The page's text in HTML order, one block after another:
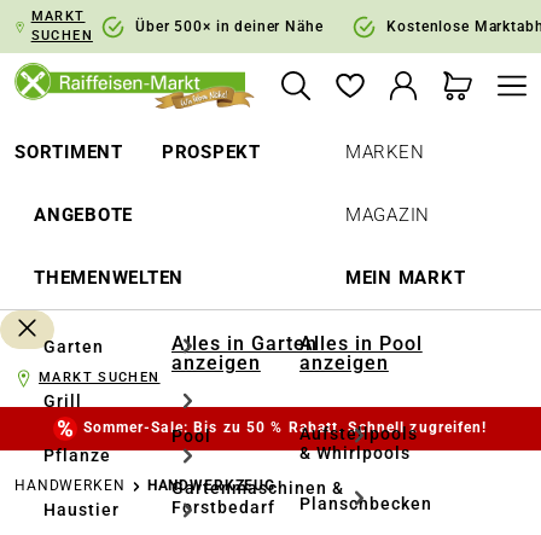
Zur Hauptnavigation springen
MARKT
SUCHEN
Über 500× in deiner Nähe Kostenlose
SORTIMENT PROSPEKT
ANGEBOTE
THEMENWELTEN
MARKEN
MAGAZIN
MEIN MARKT
Garten
Grill
Pflanze
Haustier
Alles in Garten
anzeigen
Pool
Gartenmaschinen &
Forstbedarf
Alles in Pool
anzeigen
Aufstellpools
& Whirlpools
Planschbecken
MARKT SUCHEN
Sommer-Sale: Bis zu 50 % Rabatt. Schnell zugreifen!
HANDWERKEN HANDWERKZEUG